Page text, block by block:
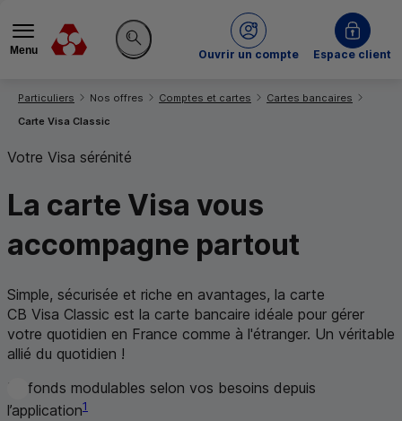
Menu
Rechercher sur le site
Ouvrir un compte
du Crédit MutuelEspace client
Vous êtes ici:
Particuliers Nos offres Comptes et cartes
Cartes bancaires
Carte Visa Classic
Votre Visa sérénité
La carte Visa vous
accompagne partout
Simple, sécurisée et riche en avantages, la carte
CB Visa Classic est la carte bancaire idéale pour gérer
votre quotidien en France comme à l'étranger. Un véritable
allié du quotidien !
Plafonds modulables selon vos besoins depuis
l’application1